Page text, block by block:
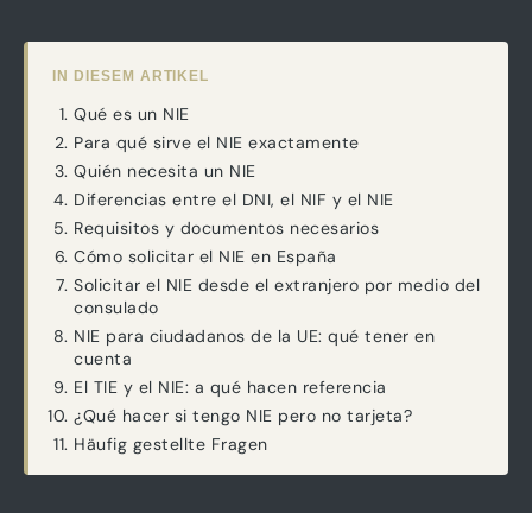
IN DIESEM ARTIKEL
Qué es un NIE
Para qué sirve el NIE exactamente
Quién necesita un NIE
Diferencias entre el DNI, el NIF y el NIE
Requisitos y documentos necesarios
Cómo solicitar el NIE en España
Solicitar el NIE desde el extranjero por medio del
consulado
NIE para ciudadanos de la UE: qué tener en
cuenta
El TIE y el NIE: a qué hacen referencia
¿Qué hacer si tengo NIE pero no tarjeta?
Häufig gestellte Fragen